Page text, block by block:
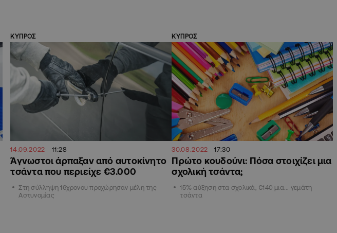
ΚΥΠΡΟΣ
14.09.2022 11:28
Άγνωστοι άρπαξαν από αυτοκίνητο
τσάντα που περιείχε €3.000
Στη σύλληψη 16χρονου προχώρησαν μέλη της
Αστυνομίας
ΚΥΠΡΟΣ
30.08.2022 17:30
Πρώτο κουδούνι: Πόσα στοιχίζει μια
σχολική τσάντα;
15% αύξηση στα σχολικά, €140 μια... γεμάτη
τσάντα